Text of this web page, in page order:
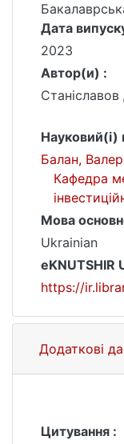
Дата
2023
Автор(и) :
Науковий(і)
Балан,
Кафедра
Мова
Ukrainian
eKNUTSHIR
https://
Додаткові
Цитування :